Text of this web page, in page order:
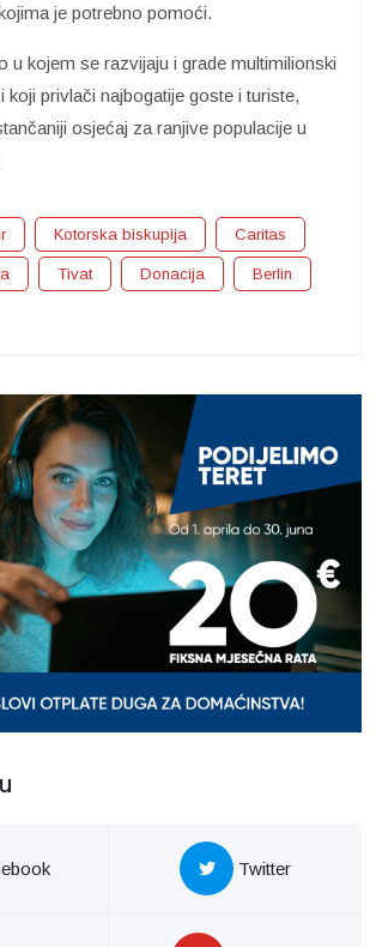
je potrebno pomoći.
u kojem se razvijaju i grade multimilionski
koji privlači najbogatije goste i turiste,
osjećaj za ranjive populacije u
Kotorska biskupija Caritas
Tivat Donacija Berlin
Twitter